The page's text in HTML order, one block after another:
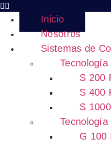
Inicio
Nosotros
Sistemas de
S 200
S 400
S
G 100